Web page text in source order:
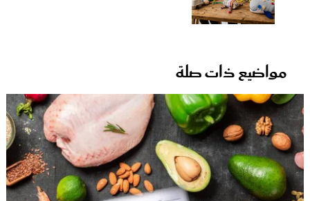
مواضيع ذات صلة